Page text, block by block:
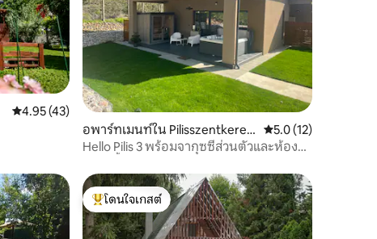
คะแนนเฉลี่ย 4.95 จาก 5, 43 รีวิว
4.95 (43)
อพาร์ทเมนท์ใน Pilisszentkeresz
t
คะแนนเฉลี่ย 5.0 จาก
5.0 (12)
Hello Pilis 3 พร้อมจากุซซี่ส่วนตัวและห้อง
โดนใจเกสต์ที่สุด
โดนใจเกสต์